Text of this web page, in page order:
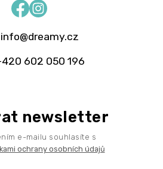
FacebookInstagram
info@dreamy.cz
602 050 196
newsletter
e-mailu souhlasíte s
ochrany osobních údajů